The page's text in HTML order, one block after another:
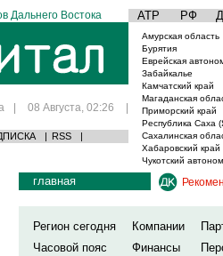
Дальнего Востока АТР РФ
| 08 Августа, 02:26 |
| RSS |
Амурская область
Бурятия
Еврейская
Забайкалье
Камчатский край
Магаданская
Приморский край
Республика Саха
Сахалинская
Хабаровский край
Чукотский
главная
Регион сегодня Компании
Часовой пояс
Финансы